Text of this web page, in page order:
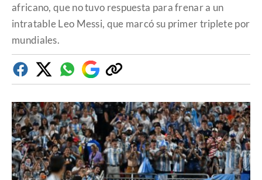
africano, que no tuvo respuesta para frenar a un
intratable Leo Messi, que marcó su primer triplete por
mundiales.
FacebookTwitterWhatsapp
Google
Discover
Copiar
enlace